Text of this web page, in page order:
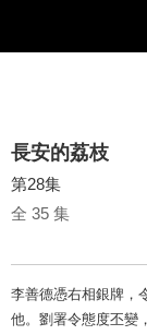
長安的荔枝
第28集
全 35 集
李善德憑右相銀牌，
他。劉署令態度丕變